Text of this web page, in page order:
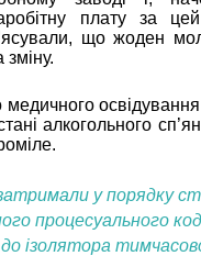
плату за
що жоден
медичного
алкогольного
у порядку
процесуального
ізолятора